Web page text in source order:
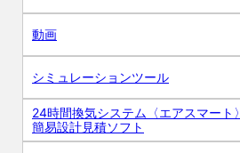
動画
シミュレーションツール
24時間換気システム〈エアスマート〉
簡易設計見積ソフト